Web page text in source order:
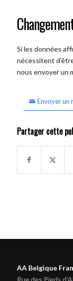
Si les données
nécessitent
nous envoyer un
Envoyer un
Partager cette
AA Belgique
Rue des Pieds